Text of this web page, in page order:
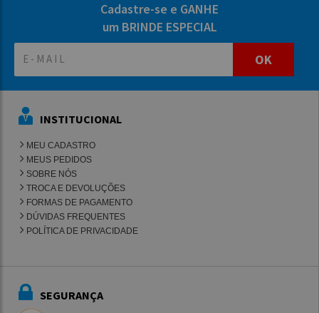
Cadastre-se e GANHE
um BRINDE ESPECIAL
OK
INSTITUCIONAL
MEU CADASTRO
MEUS PEDIDOS
SOBRE NÓS
TROCA E DEVOLUÇÕES
FORMAS DE PAGAMENTO
DÚVIDAS FREQUENTES
POLÍTICA DE PRIVACIDADE
SEGURANÇA